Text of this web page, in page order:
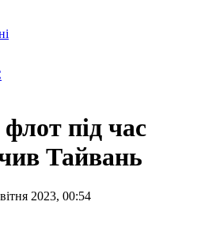
під час
Тайвань
2023, 00:54